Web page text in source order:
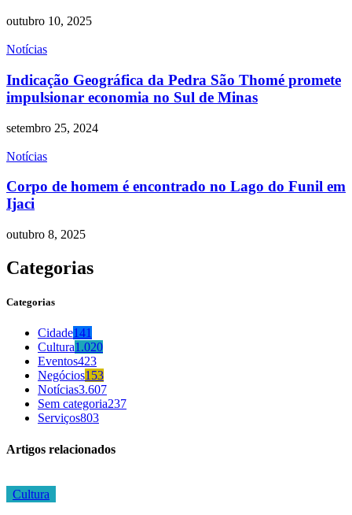
outubro 10, 2025
Notícias
Indicação Geográfica da Pedra São Thomé promete
impulsionar economia no Sul de Minas
setembro 25, 2024
Notícias
Corpo de homem é encontrado no Lago do Funil em
Ijaci
outubro 8, 2025
Categorias
Categorias
Cidade141
Cultura1.020
Eventos423
Negócios153
Notícias3.607
Sem categoria237
Serviços803
Artigos relacionados
Cultura